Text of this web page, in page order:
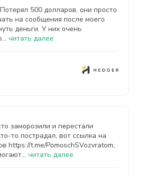
500 долларов, они просто
на сообщения после моего
деньги. У них очень
читать далее
заморозили и перестали
то пострадал, вот ссылка на
https://t.me/PomoschSVozvratom,
читать далее